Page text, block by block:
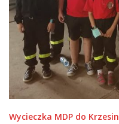
Wycieczka MDP do Krzesin